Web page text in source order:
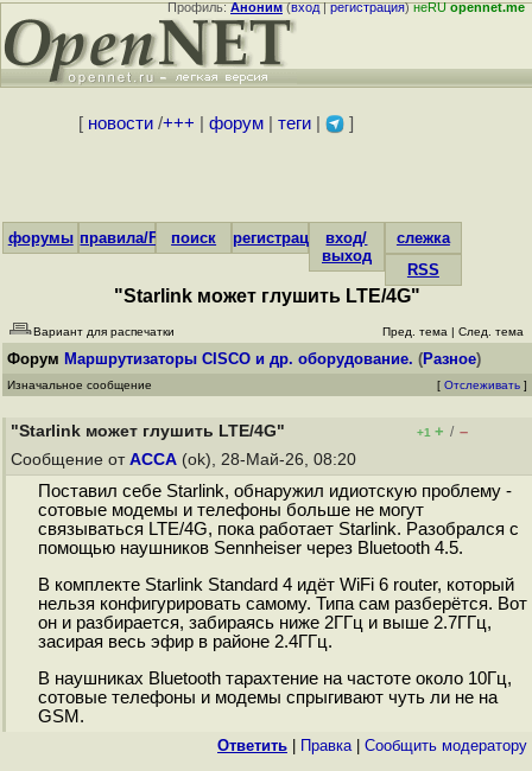
Профиль:Аноним(вход|регистрация)неRUopennet.me
[ новости/+++ форум| теги| ]
форумы правила/FAQпоиск регистрациявход/
выход
слежка
RSS
"Starlink может глушить LTE/4G"
Вариант для распечатки Пред. тема | След. тема
Форум Маршрутизаторы CISCO и др. оборудование. (Разное)
Изначальное сообщение [ Отслеживать ]
"Starlink может глушить LTE/4G" +1 + / –
Сообщение от ACCA (ok), 28-Май-26, 08:20
Поставил себе Starlink, обнаружил идиотскую проблему -
сотовые модемы и телефоны больше не могут
связываться LTE/4G, пока работает Starlink. Разобрался с
помощью наушников Sennheiser через Bluetooth 4.5.
В комплекте Starlink Standard 4 идёт WiFi 6 router, который
нельзя конфигурировать самому. Типа сам разберётся. Вот
он и разбирается, забираясь ниже 2ГГц и выше 2.7ГГц,
засирая весь эфир в районе 2.4ГГц.
В наушниках Bluetooth тарахтение на частоте около 10Гц,
сотовые телефоны и модемы спрыгивают чуть ли не на
GSM.
Ответить Правка| Cообщить модератору